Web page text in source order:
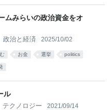
ムみらいの政治資金をオ
政治と経済 2025/10/02
お金 選挙 politics
ル
テクノロジー 2021/09/14